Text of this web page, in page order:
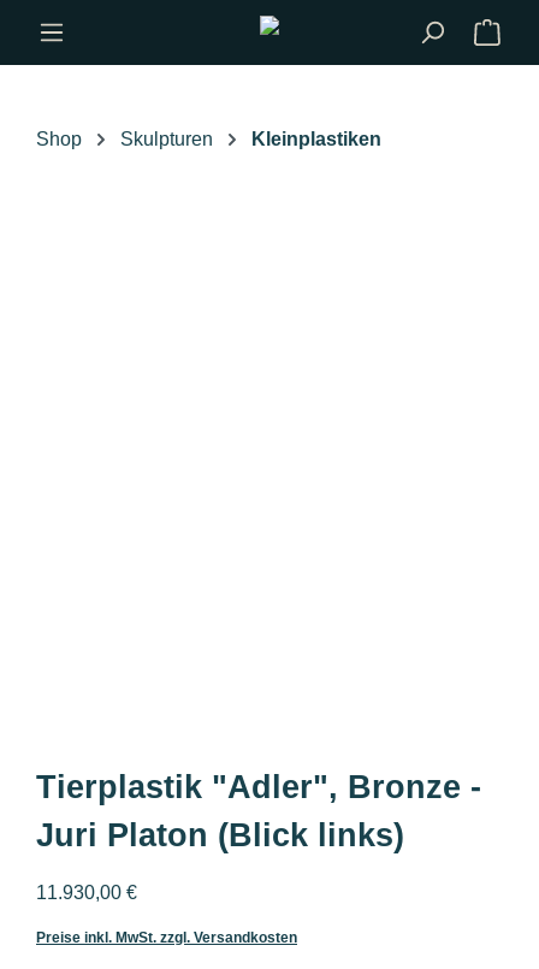
Zum Hauptinhalt springen
Shop Skulpturen Kleinplastiken
Tierplastik "Adler", Bronze -
Juri Platon (Blick links)
Regulärer Preis:
11.930,00 €
Preise inkl. MwSt. zzgl. Versandkosten